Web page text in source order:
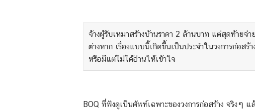
จ้างผู้รับเหมาสร้างบ้านราคา 2 ล้านบาท แต่สุดท้ายจ่
ต่างหาก เรื่องแบบนี้เกิดขึ้นเป็นประจำในวงการก่อส
หรือมีแต่ไม่ได้อ่านให้เข้าใจ
BOQ ที่ฟังดูเป็นศัพท์เฉพาะของวงการก่อสร้าง จริงๆ